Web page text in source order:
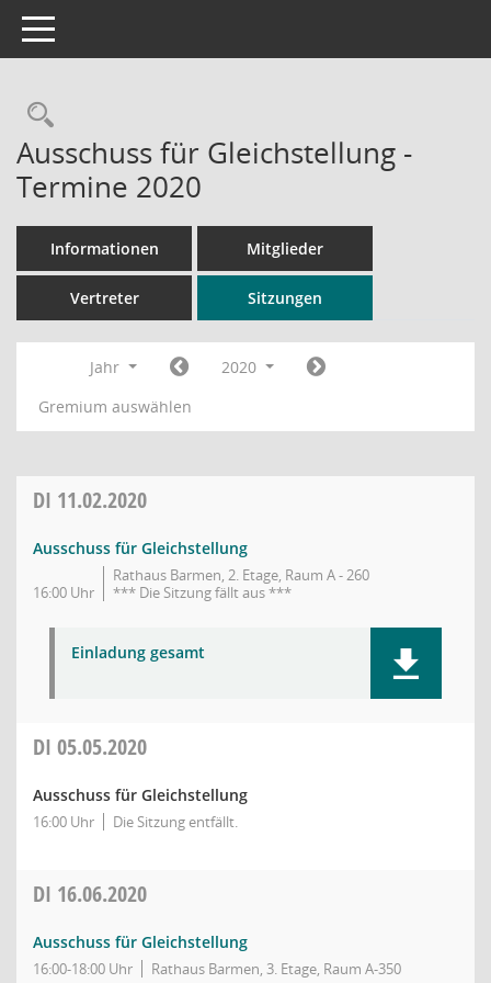
Toggle navigation
Rechercheauswahl
Ausschuss für Gleichstellung -
Termine 2020
Informationen Mitglieder
Vertreter Sitzungen
Jahr
2020
Gremium auswählen
DI 11.02.2020
Ausschuss für Gleichstellung
16:00 Uhr
Rathaus Barmen, 2. Etage, Raum A - 260
*** Die Sitzung fällt aus ***
Einladung gesamt
DI 05.05.2020
Ausschuss für Gleichstellung
16:00 Uhr Die Sitzung entfällt.
DI 16.06.2020
Ausschuss für Gleichstellung
16:00-18:00 Uhr Rathaus Barmen, 3. Etage, Raum A-350